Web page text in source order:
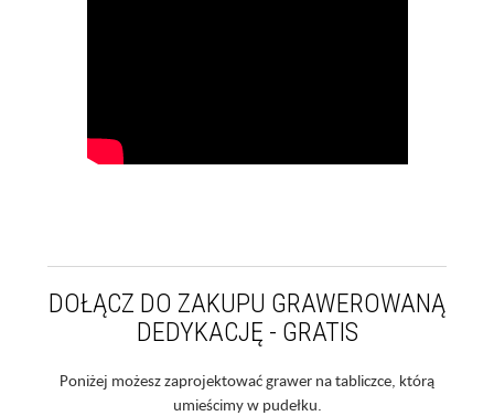
DOŁĄCZ DO ZAKUPU GRAWEROWANĄ
DEDYKACJĘ - GRATIS
Poniżej możesz zaprojektować grawer na tabliczce, którą
umieścimy w pudełku.